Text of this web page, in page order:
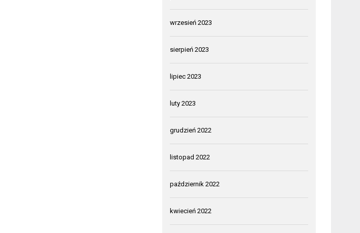
wrzesień 2023
sierpień 2023
lipiec 2023
luty 2023
grudzień 2022
listopad 2022
październik 2022
kwiecień 2022